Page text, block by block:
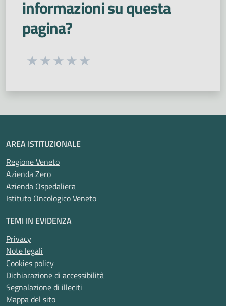
informazioni su questa
pagina?
Seleziona una valutazione da 1 a 5 stelle
AREA ISTITUZIONALE
Regione Veneto
Azienda Zero
Azienda Ospedaliera
Istituto Oncologico Veneto
TEMI IN EVIDENZA
Privacy
Note legali
Cookies policy
Dichiarazione di accessibilità
Segnalazione di illeciti
Mappa del sito